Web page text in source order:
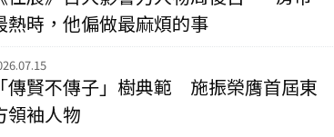
115年07月 成交
小西華 1,938萬
115 年 07 月 成交
熱時，他偏做最麻煩的事
「傳賢不傳子」樹典範 施振榮膺首屆東
領袖人物